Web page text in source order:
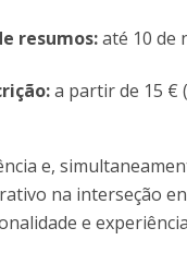
resumos:até 10 de
a partir de 15 €
e,
na interseção
e